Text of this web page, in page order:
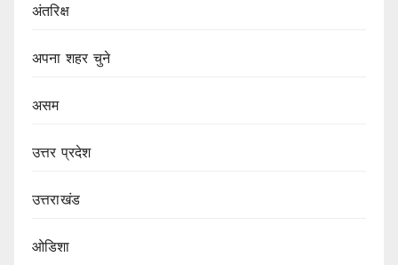
अंतरिक्ष
अपना शहर चुने
असम
उत्तर प्रदेश
उत्तराखंड
ओडिशा